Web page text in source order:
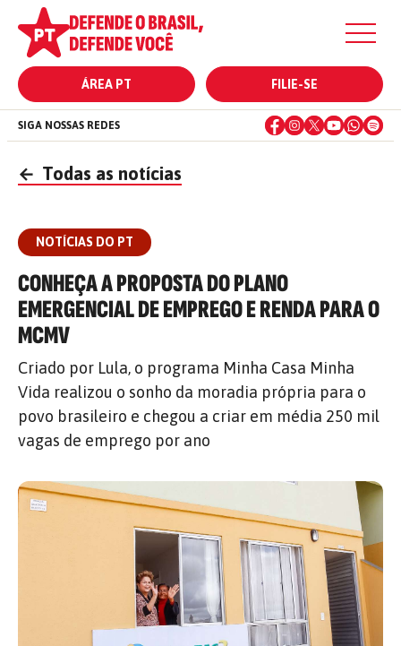
ÁREA PT FILIE-SE
SIGA NOSSAS REDES
← Todas as notícias
NOTÍCIAS DO PT
CONHEÇA A PROPOSTA DO PLANO
EMERGENCIAL DE EMPREGO E RENDA PARA O
MCMV
Criado por Lula, o programa Minha Casa Minha
Vida realizou o sonho da moradia própria para o
povo brasileiro e chegou a criar em média 250 mil
vagas de emprego por ano